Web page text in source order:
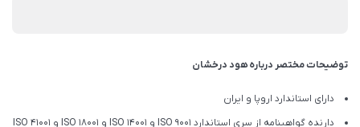
توضیحات مختصر درباره هود درخشان
دارای استاندارد اروپا و ایران
دارنده گواهینامه از سری استاندارد ISO 9001 و ISO 14001 و ISO 18001 و ISO 41001